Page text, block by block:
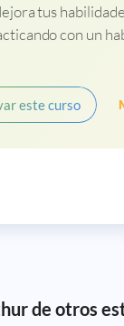
tus
con un
este curso
de otros